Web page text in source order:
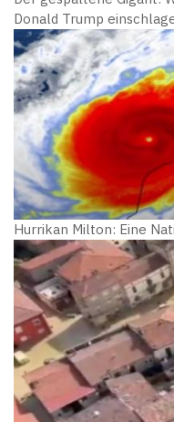
Donald Trump
Hurrikan Milton: Eine